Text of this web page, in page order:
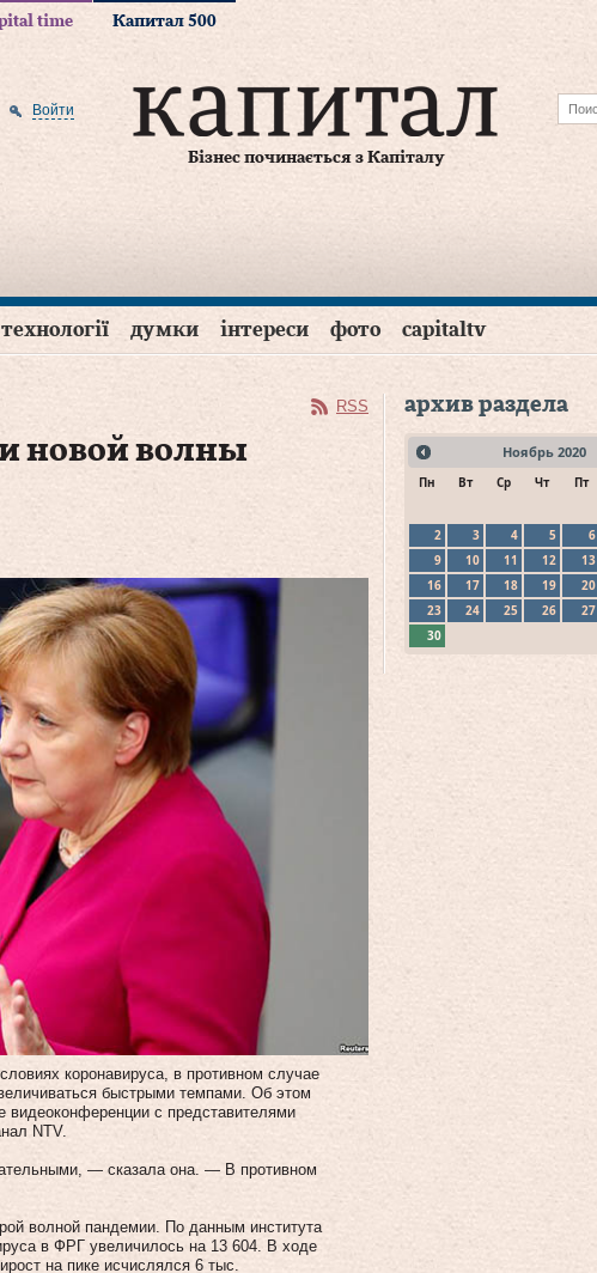
time Капитал 500
Бізнес починається з Капіталу
Войти
технології думки інтереси фото capitaltv
RSS
новой волны
коронавируса, в противном случае
быстрыми темпами. Об этом
с представителями
NTV.
— сказала она. — В противном
волной пандемии. По данным института
в ФРГ увеличилось на 13 604. В ходе
на пике исчислялся 6 тыс.
архив раздела
Ноябрь 2020
Пн Вт Ср Чт Пт
2
3 4 5 6
9
10 11 12 13
16
17 18 19 20
23
24 25 26 27
30